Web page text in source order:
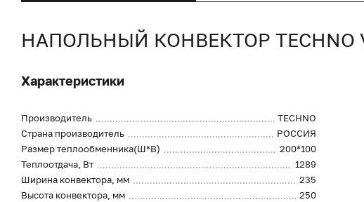
НАПОЛЬНЫЙ КОНВЕКТОР TECHNO
Характеристики
Производитель
TECHNO
Страна производитель
РОССИЯ
Размер теплообменника(Ш*В)
200*100
Теплоотдача, Вт
1289
Ширина конвектора, мм
235
Высота конвектора, мм
250